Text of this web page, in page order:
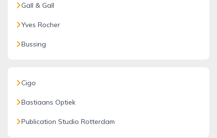
Gall & Gall
Yves Rocher
Bussing
Cigo
Bastiaans Optiek
Publication Studio Rotterdam